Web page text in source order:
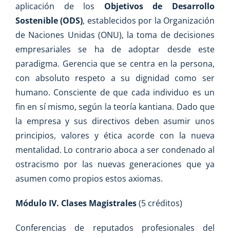
aplicación de los Objetivos de Desarrollo
Sostenible (ODS), establecidos por la Organización
de Naciones Unidas (ONU), la toma de decisiones
empresariales se ha de adoptar desde este
paradigma. Gerencia que se centra en la persona,
con absoluto respeto a su dignidad como ser
humano. Consciente de que cada individuo es un
fin en sí mismo, según la teoría kantiana. Dado que
la empresa y sus directivos deben asumir unos
principios, valores y ética acorde con la nueva
mentalidad. Lo contrario aboca a ser condenado al
ostracismo por las nuevas generaciones que ya
asumen como propios estos axiomas.
Módulo IV. Clases Magistrales(5 créditos)
Conferencias de reputados profesionales del